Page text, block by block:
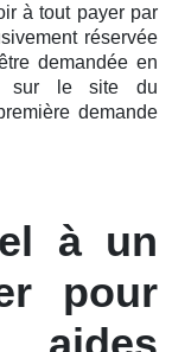
à tout payer par
réservée
demandée en
sur le site du
demande
à un
pour